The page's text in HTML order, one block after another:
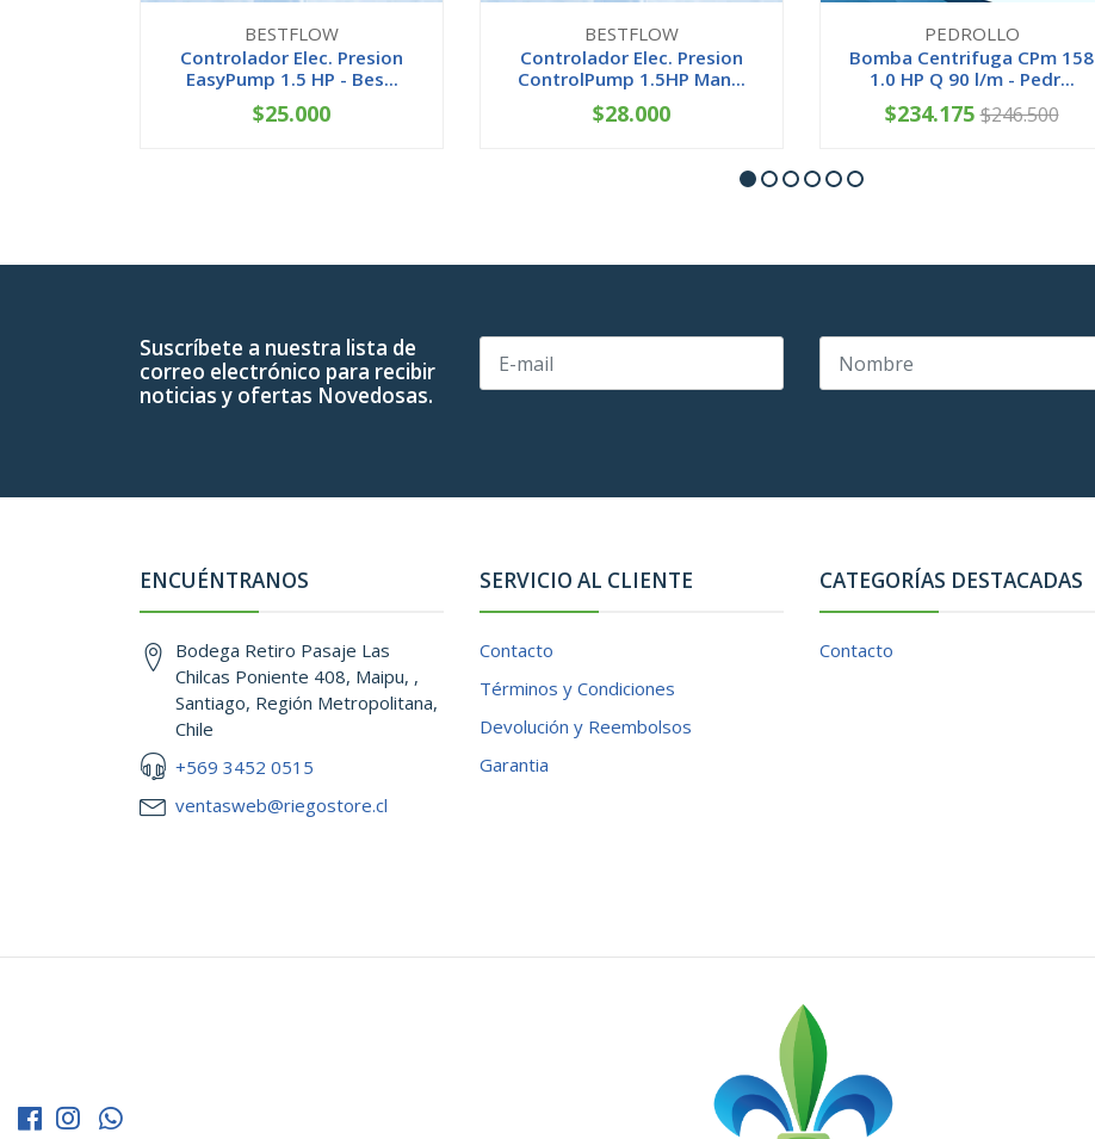
BESTFLOW
Controlador Elec. Presion
EasyPump 1.5 HP - Bes...
+
$25.000
BESTFLOW
Controlador Elec. Presion
ControlPump 1.5HP Man...
+
$28.000
PEDROLLO
Bomba Centrifuga CPm 158
1.0 HP Q 90 l/m - Pedr...
+
$234.175 $246.500
Suscríbete a nuestra lista de
correo electrónico para recibir
noticias y ofertas Novedosas.
ENCUÉNTRANOS
Bodega Retiro Pasaje Las
Chilcas Poniente 408, Maipu, ,
Santiago, Región Metropolitana,
Chile
+569 3452 0515
ventasweb@riegostore.cl
SERVICIO AL CLIENTE
Contacto
Términos y Condiciones
Devolución y Reembolsos
Garantia
CATEGORÍAS DESTACADAS
Contacto